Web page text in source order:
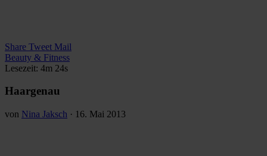
Share Tweet Mail
Beauty & Fitness
Lesezeit: 4m 24s
Haargenau
von Nina Jaksch · 16. Mai 2013